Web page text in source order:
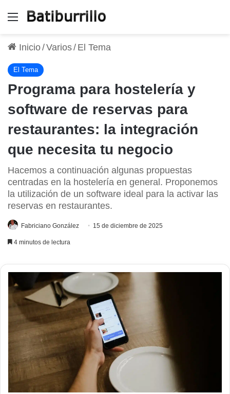
Menú
Inicio/Varios/ El Tema
El Tema
Programa para hostelería y
software de reservas para
restaurantes: la integración
que necesita tu negocio
Hacemos a continuación algunas propuestas
centradas en la hostelería en general. Proponemos
la utilización de un software ideal para la activar las
reservas en restaurantes.
Fabriciano González 15 de diciembre de 2025
4 minutos de lectura